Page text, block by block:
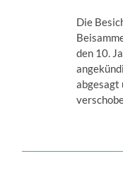
Die
den 10.
abgesagt